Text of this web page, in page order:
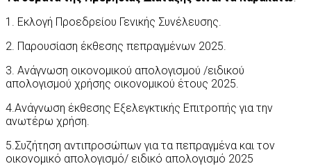
1. Εκλογή Προεδρείου Γενικής Συνέλευσης.
2. Παρουσίαση έκθεσης πεπραγμένων 2025.
3. Ανάγνωση οικονομικού απολογισμού /ειδικού
απολογισμού χρήσης οικονομικού έτους 2025.
4.Ανάγνωση έκθεσης Εξελεγκτικής Επιτροπής για την
ανωτέρω χρήση.
5.Συζήτηση αντιπροσώπων για τα πεπραγμένα και τον
οικονομικό απολογισμό/ ειδικό απολογισμό 2025